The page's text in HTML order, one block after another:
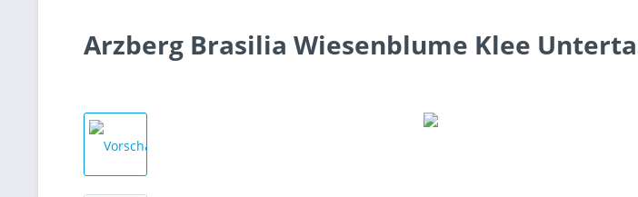
Arzberg Brasilia Wiesenblume Klee